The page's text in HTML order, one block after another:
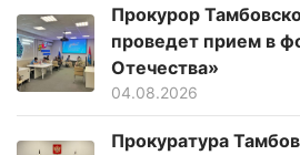
Прокурор
проведет прием в
Отечества»
04.08.2026
Прокуратура